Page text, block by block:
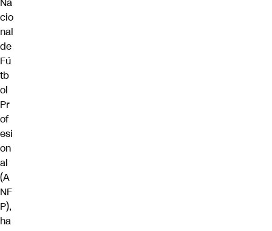
Na
cio
nal
de
Fú
tb
ol
Pr
of
esi
on
al
(A
NF
P),
ha